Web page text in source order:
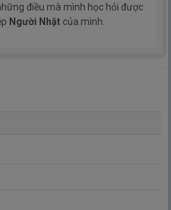
điều mà mình học hỏi được
Người Nhật của mình.
mình có được sẽ giúp các bạn